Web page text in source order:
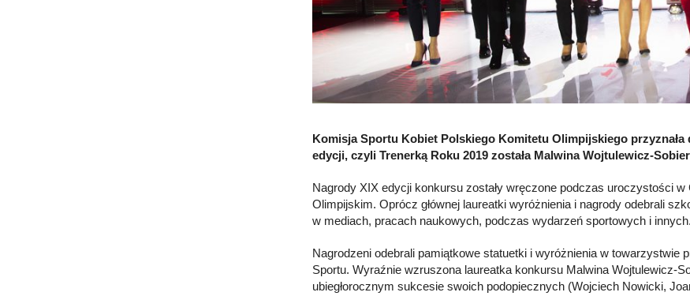
Komisja Sportu Kobiet Polskiego Komitetu Olimpijskiego
edycji, czyli Trenerką Roku 2019 została Malwina Wojtulewicz-
Nagrody XIX edycji konkursu zostały wręczone podczas uroczystości
Olimpijskim. Oprócz głównej laureatki wyróżnienia i nagrody odebrali
w mediach, pracach naukowych, podczas wydarzeń sportowych i innych.
Nagrodzeni odebrali pamiątkowe statuetki i wyróżnienia w
Sportu. Wyraźnie wzruszona laureatka konkursu Malwina Wojtulewicz-
ubiegłorocznym sukcesie swoich podopiecznych (Wojciech Nowicki,